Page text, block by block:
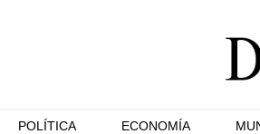
POLÍTICA ECONOMÍA